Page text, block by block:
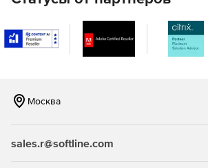
Москва
sales.r@softline.com